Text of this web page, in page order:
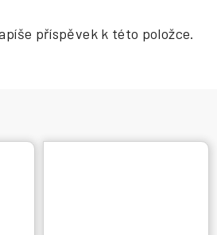
příspěvek k této položce.